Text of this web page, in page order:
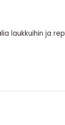
laukkuihin ja